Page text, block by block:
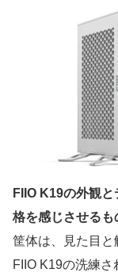
FIIO K19の外観
格を感じさせるも
筐体は、見た目と
FIIO K19の洗練